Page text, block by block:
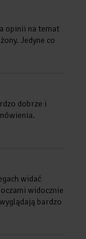
opinii na temat
Jedyne co
dobrze i
widać
widocznie
bardzo